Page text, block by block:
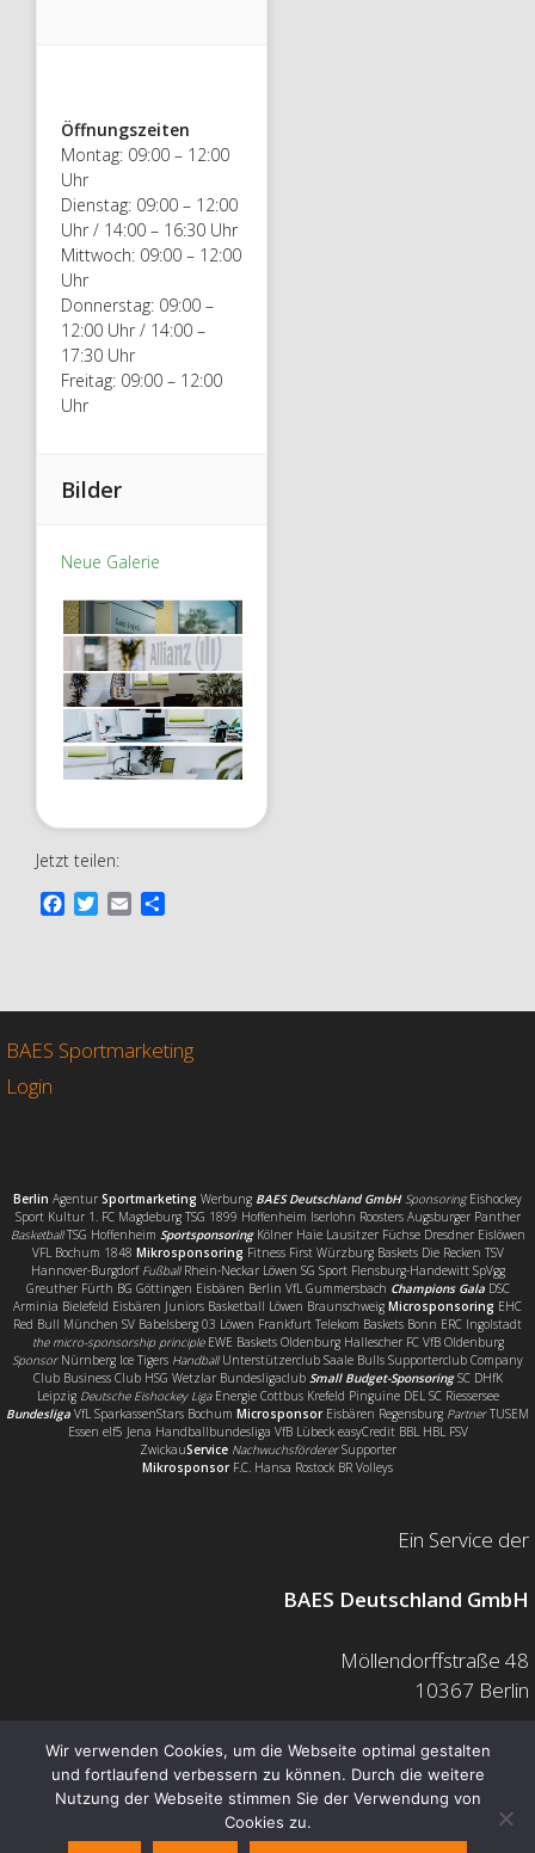
Öffnungszeiten
Montag: 09:00 – 12:00
Uhr
Dienstag: 09:00 – 12:00
Uhr / 14:00 – 16:30 Uhr
Mittwoch: 09:00 – 12:00
Uhr
Donnerstag: 09:00 –
12:00 Uhr / 14:00 –
17:30 Uhr
Freitag: 09:00 – 12:00
Uhr
Bilder
Neue Galerie
Jetzt teilen:
o
k
r
BAES Sportmarketing
Login
Berlin Agentur Sportmarketing Werbung BAES Deutschland GmbH SponsoringEishockey
Sport Kultur 1. FC Magdeburg TSG 1899 Hoffenheim Iserlohn Roosters Augsburger Panther
BasketballTSG Hoffenheim SportsponsoringKölner Haie Lausitzer Füchse Dresdner Eislöwen
VFL Bochum 1848 Mikrosponsoring Fitness First Würzburg Baskets Die Recken TSV
Hannover-Burgdorf FußballRhein-Neckar Löwen SG Sport Flensburg-Handewitt SpVgg
Greuther Fürth BG Göttingen Eisbären Berlin VfL Gummersbach Champions GalaDSC
Arminia Bielefeld Eisbären Juniors Basketball Löwen Braunschweig Microsponsoring EHC
Red Bull München SV Babelsberg 03 Löwen Frankfurt Telekom Baskets Bonn ERC Ingolstadt
the micro-sponsorship principleEWE Baskets Oldenburg Hallescher FC VfB Oldenburg
SponsorNürnberg Ice Tigers HandballUnterstützerclub Saale Bulls Supporterclub Company
Club Business Club HSG Wetzlar Bundesligaclub Small Budget-SponsoringSC DHfK
Leipzig Deutsche Eishockey LigaEnergie Cottbus Krefeld Pinguine DEL SC Riessersee
Bundesliga VfL SparkassenStars Bochum MicrosponsorEisbären Regensburg PartnerTUSEM
Essen elf5 Jena Handballbundesliga VfB Lübeck easyCredit BBL HBL FSV
ZwickauService NachwuchsfördererSupporter
MikrosponsorF.C. Hansa Rostock BR Volleys
Ein Service der
BAES Deutschland GmbH
Möllendorffstraße 48
10367 Berlin
Mail: info@baes.de
Telefon: 030 200 7378 0
Fax: 0800 880 1139 55
Wir verwenden Cookies, um die Webseite optimal gestalten
und fortlaufend verbessern zu können. Durch die weitere
Nutzung der Webseite stimmen Sie der Verwendung von
Cookies zu.